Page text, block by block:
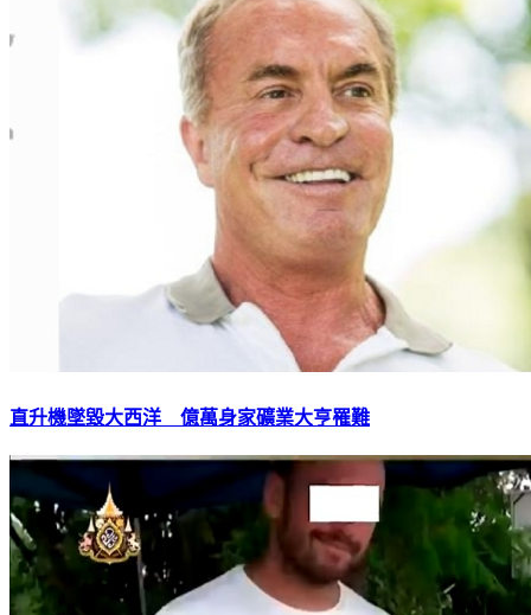
直升機墜毀大西洋 億萬身家礦業大亨罹難